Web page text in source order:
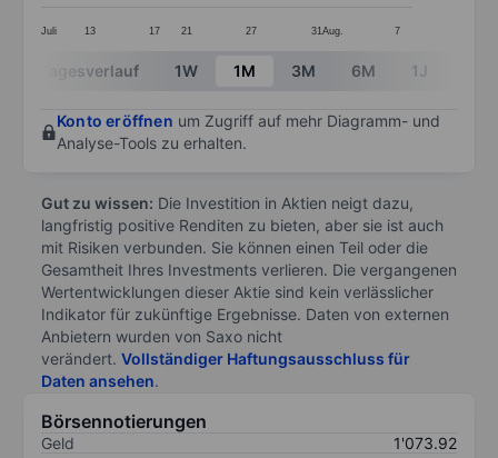
Juli 13 17 21 27 31 Aug. 7
End of interactive chart.
Tagesverlauf 1W 1M 3M 6M 1J
Konto eröffnen um Zugriff auf mehr Diagramm- und
Analyse-Tools zu erhalten.
Gut zu wissen: Die Investition in Aktien neigt dazu,
langfristig positive Renditen zu bieten, aber sie ist auch
mit Risiken verbunden. Sie können einen Teil oder die
Gesamtheit Ihres Investments verlieren. Die vergangenen
Wertentwicklungen dieser Aktie sind kein verlässlicher
Indikator für zukünftige Ergebnisse. Daten von externen
Anbietern wurden von Saxo nicht
verändert. Vollständiger Haftungsausschluss für
Daten ansehen.
Börsennotierungen
Geld
1'073.92